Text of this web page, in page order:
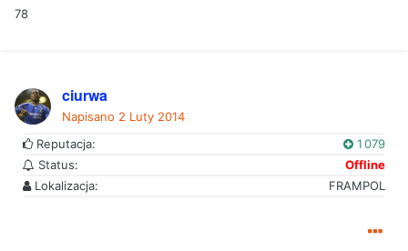
78
ciurwa
Napisano 2 Luty 2014
Reputacja:
1 079
Status:
Offline
Lokalizacja:
FRAMPOL